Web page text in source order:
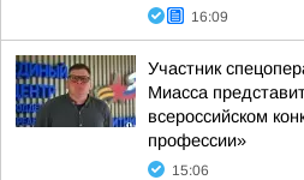
16:09
Участник
Миасса
всероссийском
профессии»
15:06